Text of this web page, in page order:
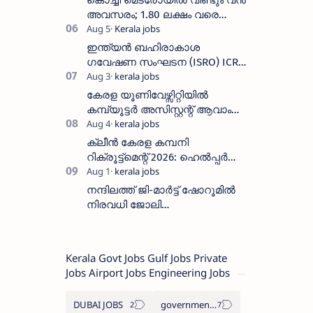
തീയതി സെപ്റ്റംബർ 7
അവസരം; 1.80 ലക്ഷം വരെ
ശമ്പളം വാങ്ങാം, യോഗ്യത
അറിയാം
ഇന്ത്യൻ ബഹിരാകാശ
ഗവേഷണ സംഘടന (ISRO) ICRB
യിൽ ജോലി അവസരം :ശമ്പളം
25, 500 രൂപ മുതൽ
കേരള യൂണിവേഴ്സിറ്റിയിൽ
കമ്പ്യൂട്ടർ അസിസ്റ്റന്റ് ആവാം
:അവസാന തീയതി: ഓഗസ്റ്റ് 5 ന്
ക്ലീൻ കേരള കമ്പനി
റിക്രൂട്ട്മെന്റ് 2026: ഹെൽപ്പർ
തസ്തികയിലേക്ക് ഓഗസ്റ്റ് 5-ന്
വാക്ക് ഇൻ ഇന്റർവ്യൂ
നന്ദിലത്ത് ജി-മാർട്ട് ഷോറൂമിൽ
നിരവധി ജോലി
Kerala Govt Jobs Gulf Jobs Private
Jobs Airport Jobs Engineering Jobs
DUBAI JOBS government information